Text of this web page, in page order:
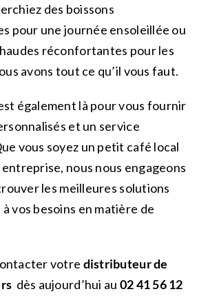
des boissons
pour une journée ensoleillée ou
réconfortantes pour les
avons tout ce qu’il vous faut.
également là pour vous fournir
et un service
vous soyez un petit café local
nous nous engageons
les meilleures solutions
vos besoins en matière de
votre distributeur de
dès aujourd’hui au 02 41 56 12